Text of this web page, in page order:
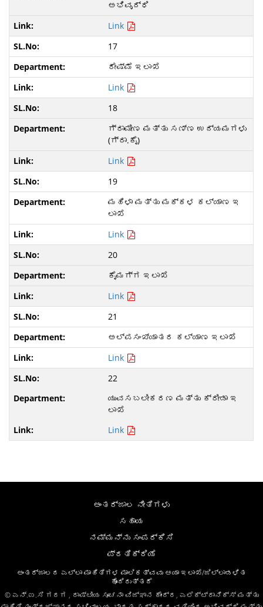
ಅಭಿವೃದ್ಧಿ
Link
17
ರೇಷ್ಮೆ ಇಲಾಖೆ
Link
18
ಗ್ರಾಮೀಣ ಮತ್ತು ಸಣ್ಣ ಉದ್ಯಮಗಳು
(ಗ್ರಾ.ಕೈ)
Link
19
ಮಹಿಳಾ ಮತ್ತು ಮಕ್ಕಳ ಕಲ್ಯಾಣ ಇ
ಲಾಖೆ
Link
20
ಕೈಮಗ್ಗ ಇಲಾಖೆ
Link
21
ಅಲ್ಪಸಂಖ್ಯಾತರ ಕಲ್ಯಾಣ ಇಲಾಖೆ
Link
22
ಯುವಸಬಲೀಕರಣ ಮತ್ತು ಕ್ರೀಡಾ ಇ
ಲಾಖೆ
Link
ಅಂತರ್ಜಾಲ ನೀತಿಗಳು
ಸಹಾಯ
ನಮ್ಮನ್ನು ಸಂಪರ್ಕಿಸಿ
ಪ್ರತಿಕ್ರಿಯೆ
ಅಂತರ್ಜಾಲದ ಎಲ್ಲಾ ಮಾಹಿತಿಗಳ ಮಾಲಿಕತ್ವವು ಆಯಾ ಇಲಾಖೆ/ಜಿಲ್ಲಾಡಳಿತ
ಹೊಂದಿರುತ್ತದೆ
© ಎನ್.ಐ.ಸಿ ಗದಗ , ರಾಷ್ಟೀಯ ಸೂಚನಾ ವಿಜ್ಞಾನ ಕೇಂದ್ರ, ಎಲೆಕ್ಟ್ರಾನಿಕ್ಸ್ ಮತ್ತು